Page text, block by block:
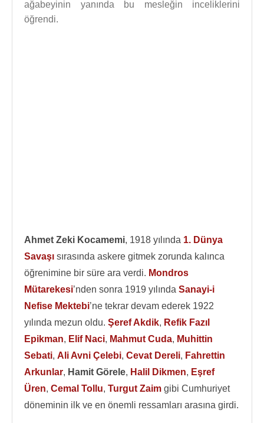
ağabeyinin yanında bu mesleğin inceliklerini
öğrendi.
Ahmet Zeki Kocamemi, 1918 yılında 1. Dünya
Savaşı sırasında askere gitmek zorunda kalınca
öğrenimine bir süre ara verdi. Mondros
Mütarekesi’nden sonra 1919 yılında Sanayi-i
Nefise Mektebi’ne tekrar devam ederek 1922
yılında mezun oldu. Şeref Akdik, Refik Fazıl
Epikman, Elif Naci, Mahmut Cuda, Muhittin
Sebati, Ali Avni Çelebi, Cevat Dereli, Fahrettin
Arkunlar, Hamit Görele, Halil Dikmen, Eşref
Üren, Cemal Tollu, Turgut Zaim gibi Cumhuriyet
döneminin ilk ve en önemli ressamları arasına girdi.